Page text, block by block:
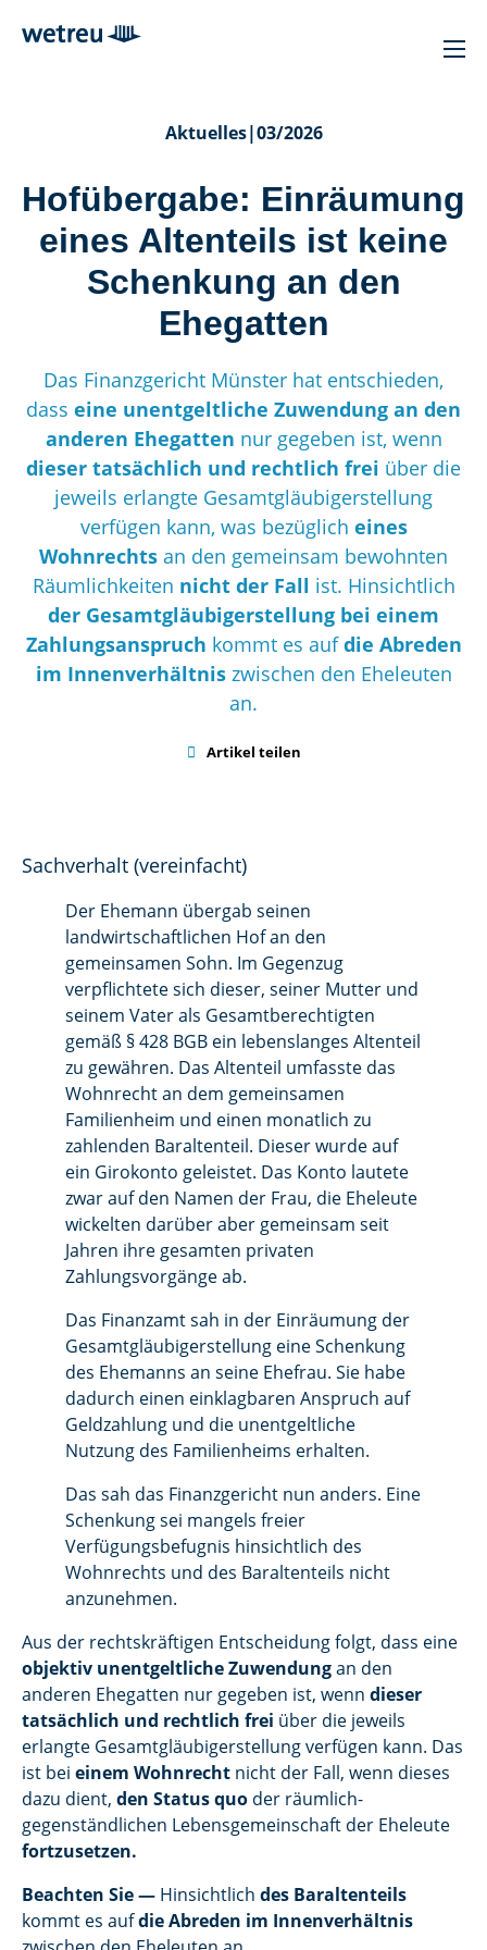
Aktuelles|03/2026
Hofübergabe: Einräumung
eines Altenteils ist keine
Schenkung an den
Ehegatten
Das Finanzgericht Münster hat entschieden,
dass eine unentgeltliche Zuwendung an den
anderen Ehegatten nur gegeben ist, wenn
dieser tatsächlich und rechtlich frei über die
jeweils erlangte Gesamtgläubigerstellung
verfügen kann, was bezüglich eines
Wohnrechts an den gemeinsam bewohnten
Räumlichkeiten nicht der Fall ist. Hinsichtlich
der Gesamtgläubigerstellung bei einem
Zahlungsanspruch kommt es aufdie Abreden
im Innenverhältniszwischen den Eheleuten
an.
 Artikel teilen
Sachverhalt (vereinfacht)
Der Ehemann übergab seinen
landwirtschaftlichen Hof an den
gemeinsamen Sohn. Im Gegenzug
verpflichtete sich dieser, seiner Mutter und
seinem Vater als Gesamtberechtigten
gemäß § 428 BGB ein lebenslanges Altenteil
zu gewähren. Das Altenteil umfasste das
Wohnrecht an dem gemeinsamen
Familienheim und einen monatlich zu
zahlenden Baraltenteil. Dieser wurde auf
ein Girokonto geleistet. Das Konto lautete
zwar auf den Namen der Frau, die Eheleute
wickelten darüber aber gemeinsam seit
Jahren ihre gesamten privaten
Zahlungsvorgänge ab.
Das Finanzamt sah in der Einräumung der
Gesamtgläubigerstellung eine Schenkung
des Ehemanns an seine Ehefrau. Sie habe
dadurch einen einklagbaren Anspruch auf
Geldzahlung und die unentgeltliche
Nutzung des Familienheims erhalten.
Das sah das Finanzgericht nun anders. Eine
Schenkung sei mangels freier
Verfügungsbefugnis hinsichtlich des
Wohnrechts und des Baraltenteils nicht
anzunehmen.
Aus der rechtskräftigen Entscheidung folgt, dass eine
objektiv unentgeltliche Zuwendungan den
anderen Ehegatten nur gegeben ist, wenn dieser
tatsächlich und rechtlich frei über die jeweils
erlangte Gesamtgläubigerstellung verfügen kann. Das
ist bei einem Wohnrecht nicht der Fall, wenn dieses
dazu dient, den Status quo der räumlich-
gegenständlichen Lebensgemeinschaft der Eheleute
fortzusetzen.
Beachten Sie — Hinsichtlich des Baraltenteils
kommt es aufdie Abreden im Innenverhältnis